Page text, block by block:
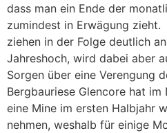
dass man ein Ende der
zumindest in Erwägung
ziehen in der Folge deutlich
Jahreshoch, wird dabei aber
Sorgen über eine Verengung
Bergbauriese Glencore hat
eine Mine im ersten Halbjahr
nehmen, weshalb für einige